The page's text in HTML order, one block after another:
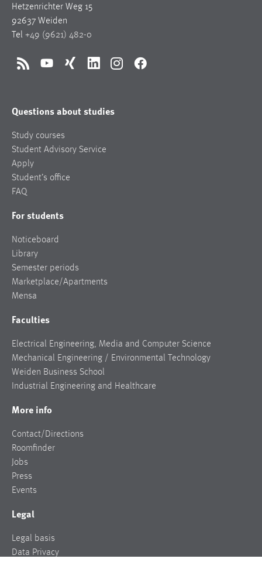
Hetzenrichter Weg 15
92637 Weiden
Tel +49 (9621) 482-0
RSS YouTubeXing LinkedInInstagramFacebook
Questions about studies
Study courses
Student Advisory Service
Apply
Student’s office
FAQ
For students
Noticeboard
Library
Semester periods
Marketplace/Apartments
Mensa
Faculties
Electrical Engineering, Media and Computer Science
Mechanical Engineering / Environmental Technology
Weiden Business School
Industrial Engineering and Healthcare
More info
Contact/Directions
Roomfinder
Jobs
Press
Events
Legal
Legal basis
Data Privacy